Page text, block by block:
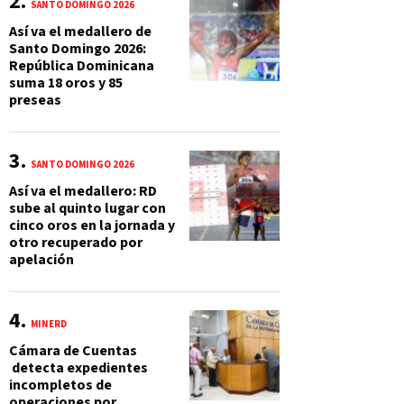
SANTO DOMINGO 2026
Así va el medallero de
Santo Domingo 2026:
República Dominicana
suma 18 oros y 85
preseas
SANTO DOMINGO 2026
Así va el medallero: RD
sube al quinto lugar con
cinco oros en la jornada y
otro recuperado por
apelación
MINERD
Cámara de Cuentas
detecta expedientes
incompletos de